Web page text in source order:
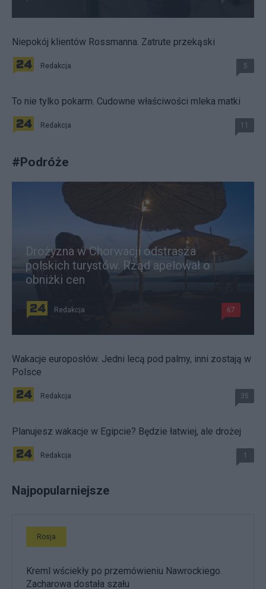
Niepokój klientów Rossmanna. Zatrute przekąski
Redakcja 5
To nie tylko pokarm. Cudowne właściwości mleka matki
Redakcja 11
#Podróże
Drożyzna w Chorwacji odstrasza
polskich turystów. Rząd apelował o
obniżki cen
Redakcja 67
Wakacje europosłów. Jedni lecą pod palmy, inni zostają w
Polsce
Redakcja 35
Planujesz wakacje w Egipcie? Będzie łatwiej, ale drożej
Redakcja 1
Najpopularniejsze
Rosja
Kreml wściekły po przemówieniu Nawrockiego.
Zacharowa dostała szału